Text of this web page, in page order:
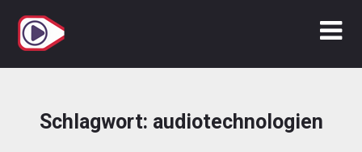
Inhalt
springen
Schlagwort: audiotechnologien